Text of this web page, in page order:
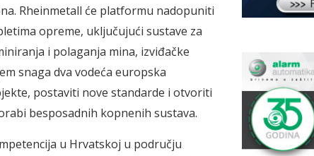
Rheinmetall će platformu nadopuniti
opreme, uključujući sustave za
i polaganja mina, izviđačke
snaga dva vodeća europska
postaviti nove standarde i otvoriti
besposadnih kopnenih sustava.
u Hrvatskoj u području